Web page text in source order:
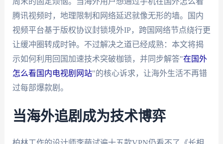
腾讯视频时，地理限制和网络延迟就像无形的墙。国内
视频平台基于版权协议封锁境外IP，跨国网络节点绕行更
让缓冲圈转成时钟。不过解决之道已经成熟：本文将揭
示如何利用回国加速技术突破枷锁，并同步解答"在国外
怎么看国内电视剧网站"的核心诉求，让海外生活不再错
过每部爆款剧。
当海外追剧成为技术博弈